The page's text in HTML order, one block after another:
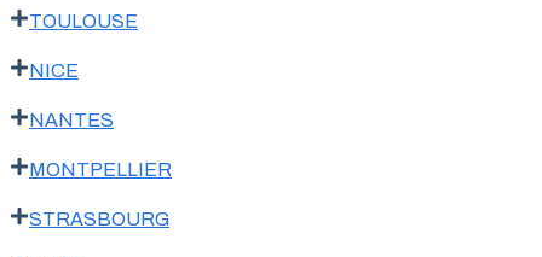
TOULOUSE
NICE
NANTES
MONTPELLIER
STRASBOURG